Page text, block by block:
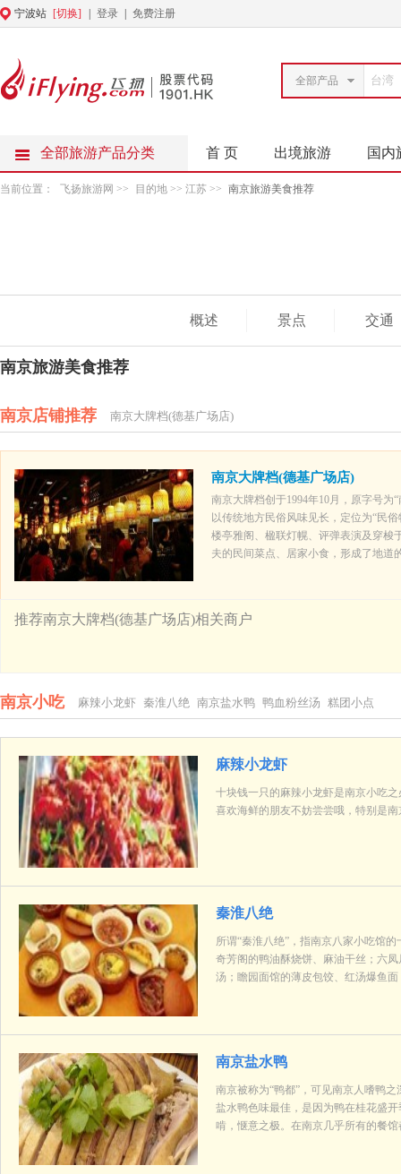
宁波站 [切换] 登录 免费注册
全部产品
全部旅游产品分类 首 页 出境旅游 国内
当前位置： 飞扬旅游网 >> 目的地 >> 江苏 >> 南京旅游美食推荐
概述 景点 交通
南京旅游美食推荐
南京店铺推荐 南京大牌档(德基广场店)
南京大牌档(德基广场店)
南京大牌档创于1994年10月，原字号
以传统地方民俗风味见长，定位为“民
楼亭雅阁、楹联灯幌、评弹表演及穿梭
夫的民间菜点、居家小食，形成了地道
推荐南京大牌档(德基广场店)相关商户
南京小吃 麻辣小龙虾 秦淮八绝 南京盐水鸭 鸭血粉丝汤 糕团小点
麻辣小龙虾
十块钱一只的麻辣小龙虾是南京小吃
喜欢海鲜的朋友不妨尝尝哦，特别是
秦淮八绝
所谓“秦淮八绝”，指南京八家小吃馆
奇芳阁的鸭油酥烧饼、麻油干丝；六
汤；瞻园面馆的薄皮包饺、红汤爆鱼
南京盐水鸭
南京被称为“鸭都”，可见南京人嗜鸭
盐水鸭色味最佳，是因为鸭在桂花盛
啃，惬意之极。在南京几乎所有的餐